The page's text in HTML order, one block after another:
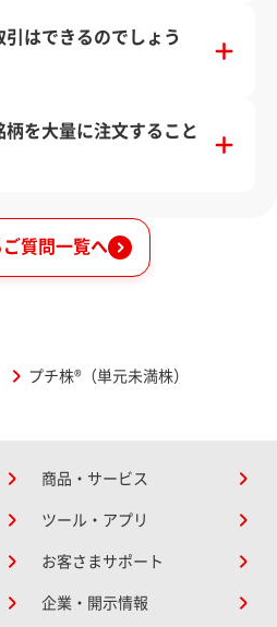
引はできるのでしょう
柄を大量に注文すること
質問一覧へ
プチ株®（単元未満株）
商品・サービス
ツール・アプリ
お客さまサポート
企業・開示情報